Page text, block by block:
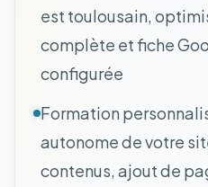
est toulousain,
complète et fiche
configurée
Formation
autonome de votre
contenus, ajout de